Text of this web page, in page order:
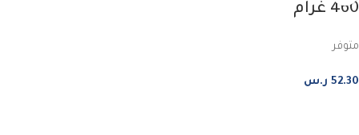
460 غرام
متوفر
52.30 ر.س